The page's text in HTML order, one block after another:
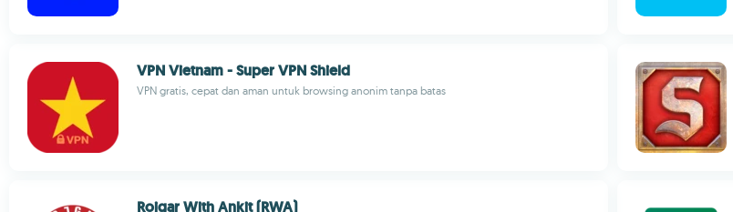
VPN Vietnam - Super VPN Shield
VPN gratis, cepat dan aman untuk browsing anonim tanpa batas
Rojgar With Ankit (RWA)